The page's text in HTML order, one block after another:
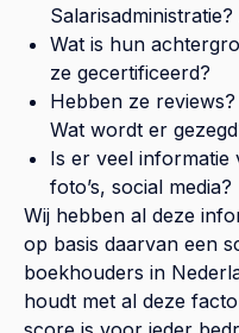
Wat is hun
ze gecertificeerd?
Hebben ze
Wat wordt er
Is er veel informatie
foto’s, social media?
Wij hebben al deze
op basis daarvan een
boekhouders in
houdt met al deze